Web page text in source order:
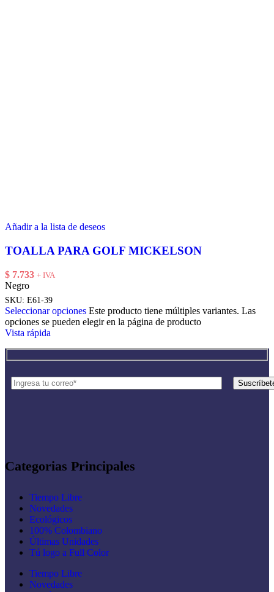
Añadir a la lista de deseos
TOALLA PARA GOLF MICKELSON
$ 7.733 + IVA
Negro
SKU: E61-39
Seleccionar opciones Este producto tiene múltiples variantes. Las
opciones se pueden elegir en la página de producto
Vista rápida
Categorias Principales
Tiempo Libre
Novedades
Ecológicos
100% Colombiano
Últimas Unidades
Tú logo a Full Color
Tiempo Libre
Novedades